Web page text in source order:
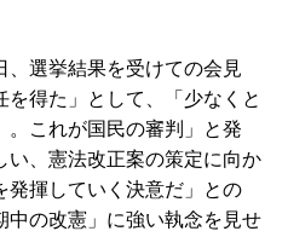
選挙結果を受けての会見
得た」として、「少なくと
。これが国民の審判」と発
い、憲法改正案の策定に向か
揮していく決意だ」との
中の改憲」に強い執念を見せ